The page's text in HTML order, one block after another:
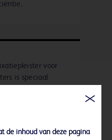
voor
is speciaal
en BD Saf-
de inhoud van deze pagina